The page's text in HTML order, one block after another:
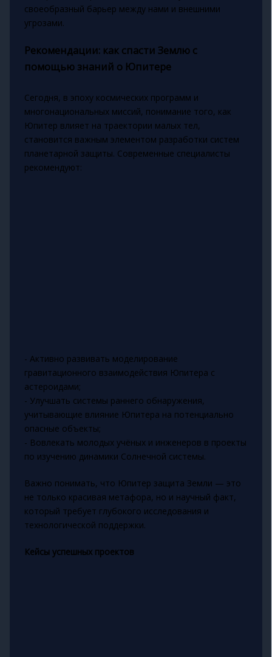
своеобразный барьер между нами и внешними
угрозами.
Рекомендации: как спасти Землю с
помощью знаний о Юпитере
Сегодня, в эпоху космических программ и
многонациональных миссий, понимание того, как
Юпитер влияет на траектории малых тел,
становится важным элементом разработки систем
планетарной защиты. Современные специалисты
рекомендуют:
- Активно развивать моделирование
гравитационного взаимодействия Юпитера с
астероидами;
- Улучшать системы раннего обнаружения,
учитывающие влияние Юпитера на потенциально
опасные объекты;
- Вовлекать молодых учёных и инженеров в проекты
по изучению динамики Солнечной системы.
Важно понимать, что Юпитер защита Земли — это
не только красивая метафора, но и научный факт,
который требует глубокого исследования и
технологической поддержки.
Кейсы успешных проектов